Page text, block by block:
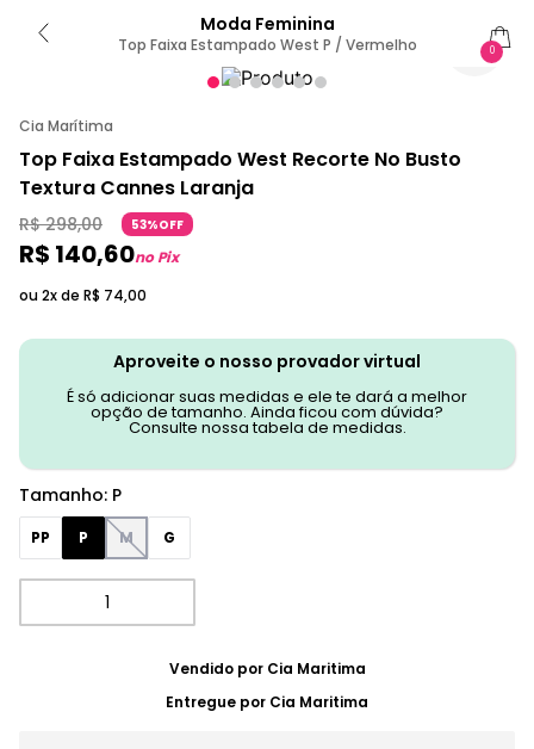
Moda Feminina
Top Faixa Estampado West P / Vermelho 0
Cia Marítima
Top Faixa Estampado West Recorte No Busto
Textura Cannes Laranja
R$ 298,00 53%OFF
R$ 140,60no Pix
ou 2x de R$ 74,00
Aproveite o nosso provador virtual
É só adicionar suas medidas e ele te dará a melhor
opção de tamanho. Ainda ficou com dúvida?
Consulte nossa tabela de medidas.
Tamanho: P
PP P M G
Vendido por Cia Maritima
Entregue por Cia Maritima